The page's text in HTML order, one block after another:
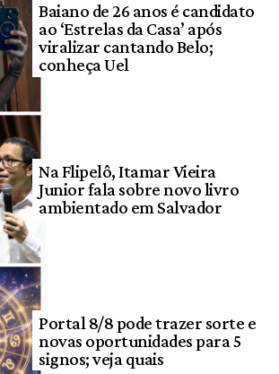
Baiano de 26 anos é candidato
ao ‘Estrelas da Casa’ após
viralizar cantando Belo;
conheça Uel
Na Flipelô, Itamar Vieira
Junior fala sobre novo livro
ambientado em Salvador
Portal 8/8 pode trazer sorte e
novas oportunidades para 5
signos; veja quais